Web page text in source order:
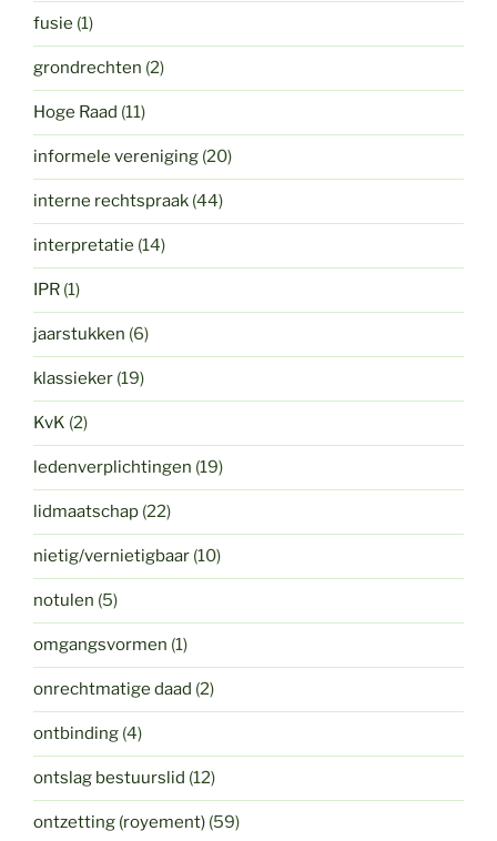
fusie (1)
grondrechten (2)
Hoge Raad (11)
informele vereniging (20)
interne rechtspraak (44)
interpretatie (14)
IPR (1)
jaarstukken (6)
klassieker (19)
KvK (2)
ledenverplichtingen (19)
lidmaatschap (22)
nietig/vernietigbaar (10)
notulen (5)
omgangsvormen (1)
onrechtmatige daad (2)
ontbinding (4)
ontslag bestuurslid (12)
ontzetting (royement) (59)